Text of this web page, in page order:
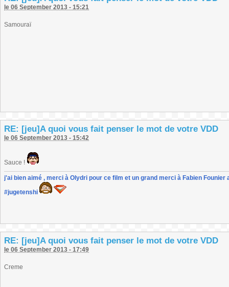
le 06 September 2013 - 15:21
Samouraï
RE: [jeu]A quoi vous fait penser le mot de votre VDD
le 06 September 2013 - 15:42
Sauce !
j'ai bien aimé , merci à Olydri pour ce film et un grand merci à Fabien
#jugetenshi
RE: [jeu]A quoi vous fait penser le mot de votre VDD
le 06 September 2013 - 17:49
Creme